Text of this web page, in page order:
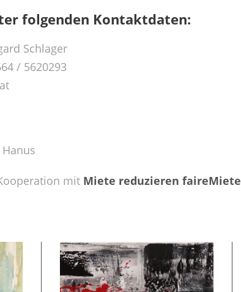
folgenden Kontaktdaten:
Schlager
/ 5620293
mit Miete reduzieren faireMiete